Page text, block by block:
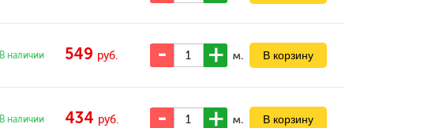
В наличии 549 руб. м.
В наличии 434 руб. м.